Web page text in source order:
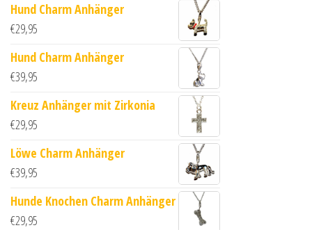
Hund Charm Anhänger
€29,95
Hund Charm Anhänger
€39,95
Kreuz Anhänger mit Zirkonia
€29,95
Löwe Charm Anhänger
€39,95
Hunde Knochen Charm Anhänger
€29,95